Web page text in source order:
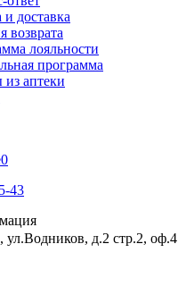
доставка
возврата
лояльности
программа
из аптеки
0
43
ул.Водников, д.2 стр.2, оф.4